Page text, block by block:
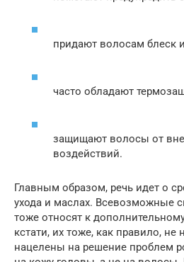
придают волосам блеск
часто обладают
защищают волосы от
воздействий.
Главным образом, речь идет о
ухода и маслах. Всевозможные
тоже относят к
кстати, их тоже, как правило,
нацелены на решение проблем